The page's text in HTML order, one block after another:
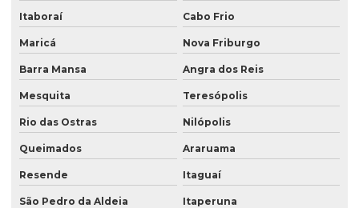
Itaboraí Cabo Frio
Maricá Nova Friburgo
Barra Mansa Angra dos Reis
Mesquita Teresópolis
Rio das Ostras Nilópolis
Queimados Araruama
Resende Itaguaí
São Pedro da Aldeia Itaperuna